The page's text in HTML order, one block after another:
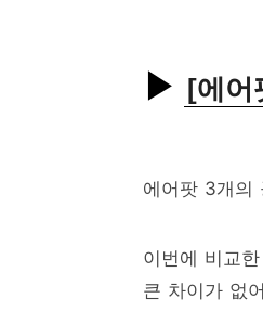
[에어
에어팟 3개의
이번에 비교
큰 차이가 없